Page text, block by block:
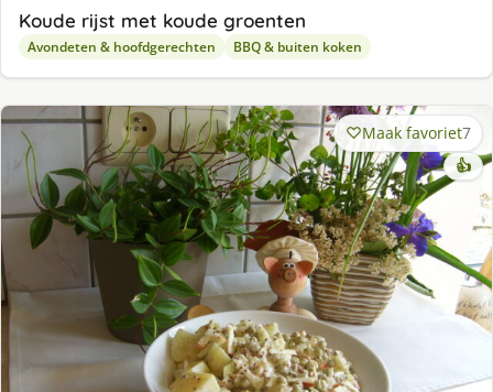
Koude rijst met koude groenten
Avondeten & hoofdgerechten BBQ & buiten koken
Maak favoriet7
👍